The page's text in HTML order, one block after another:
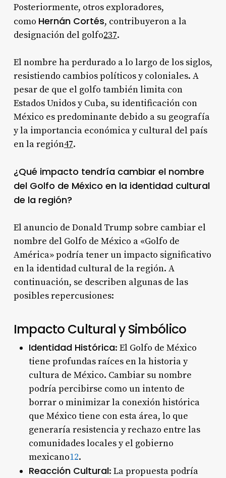
Posteriormente, otros exploradores,
como Hernán Cortés, contribuyeron a la
designación del golfo237.
El nombre ha perdurado a lo largo de los siglos,
resistiendo cambios políticos y coloniales. A
pesar de que el golfo también limita con
Estados Unidos y Cuba, su identificación con
México es predominante debido a su geografía
y la importancia económica y cultural del país
en la región47.
¿Qué impacto tendría cambiar el nombre
del Golfo de México en la identidad cultural
de la región?
El anuncio de Donald Trump sobre cambiar el
nombre del Golfo de México a «Golfo de
América» podría tener un impacto significativo
en la identidad cultural de la región. A
continuación, se describen algunas de las
posibles repercusiones:
Impacto Cultural y Simbólico
Identidad Histórica: El Golfo de México
tiene profundas raíces en la historia y
cultura de México. Cambiar su nombre
podría percibirse como un intento de
borrar o minimizar la conexión histórica
que México tiene con esta área, lo que
generaría resistencia y rechazo entre las
comunidades locales y el gobierno
mexicano12.
Reacción Cultural: La propuesta podría